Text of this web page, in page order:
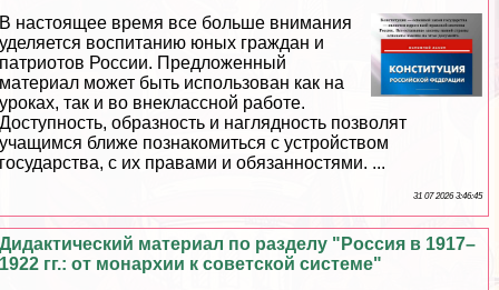
В настоящее время все больше внимания
уделяется воспитанию юных граждан и
патриотов России. Предложенный
материал может быть использован как на
уроках, так и во внеклассной работе.
Доступность, образность и наглядность позволят
учащимся ближе познакомиться с устройством
государства, с их правами и обязанностями. ...
31 07 2026 3:46:45
Дидактический материал по разделу "Россия в 1917–
1922 гг.: от монархии к советской системе"